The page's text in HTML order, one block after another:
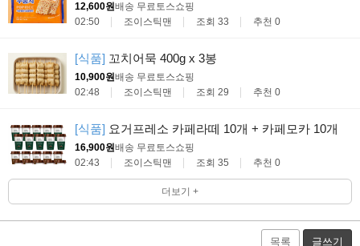
12,600원배송 무료토스쇼핑
02:50
조이스틱맨 조회 33 추천 0
[식품] 꼬치어묵 400g x 3봉
10,900원배송 무료토스쇼핑
02:48
조이스틱맨 조회 29 추천 0
[식품] 요거프레소 카페라떼 10개 + 카페모카 10개
16,900원배송 무료토스쇼핑
02:43
조이스틱맨 조회 35 추천 0
더보기 +
목록 글쓰기